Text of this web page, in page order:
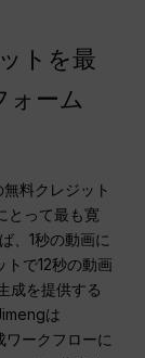
トを最
ォーム
料クレジット
とって最も寛
、1秒の動画に
トで12秒の動画
成を提供する
は
ークフローに